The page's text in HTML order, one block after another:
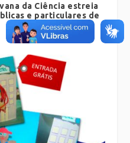
da Ciência estreia
e particulares de